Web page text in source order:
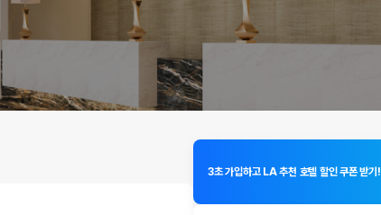
3초 가입하고 LA 추천 호텔 할인 쿠폰 받기!